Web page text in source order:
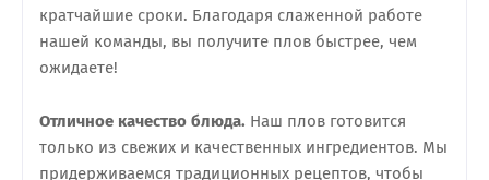
кратчайшие сроки. Благодаря слаженной работе
нашей команды, вы получите плов быстрее, чем
ожидаете!
Отличное качество блюда. Наш плов готовится
только из свежих и качественных ингредиентов. Мы
придерживаемся традиционных рецептов, чтобы